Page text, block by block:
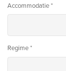
Accommodatie *
Regime *